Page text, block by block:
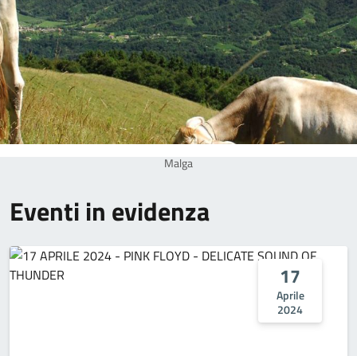
Malga
Eventi in evidenza
17
Aprile
2024